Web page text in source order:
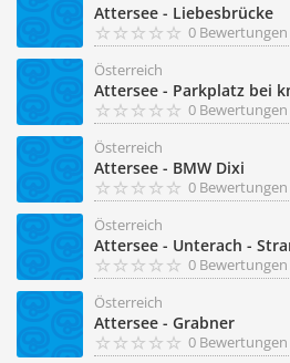
Attersee - Liebesbrücke
0 Bewertungen
Österreich
Attersee - Parkplatz bei
0 Bewertungen
Österreich
Attersee - BMW Dixi
0 Bewertungen
Österreich
Attersee - Unterach -
0 Bewertungen
Österreich
Attersee - Grabner
0 Bewertungen